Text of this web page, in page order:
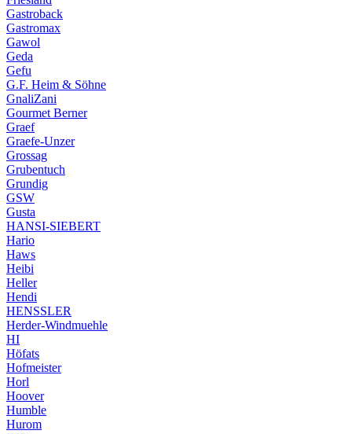
Gastroback
Gastromax
Gawol
Geda
Gefu
G.F. Heim & Söhne
GnaliZani
Gourmet Berner
Graef
Graefe-Unzer
Grossag
Grubentuch
Grundig
GSW
Gusta
HANSI-SIEBERT
Hario
Haws
Heibi
Heller
Hendi
HENSSLER
Herder-Windmuehle
HI
Höfats
Hofmeister
Horl
Hoover
Humble
Hurom